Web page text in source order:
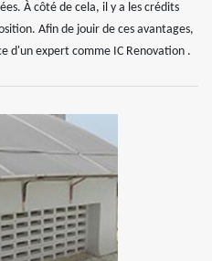
À côté de cela, il y a les crédits
Afin de jouir de ces avantages,
d'un expert comme IC Renovation .